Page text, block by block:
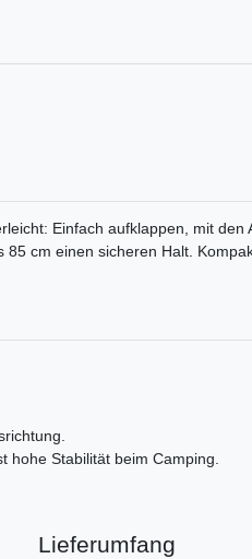
Einfach aufklappen, mit
cm einen sicheren Halt.
hohe Stabilität beim Camping.
Lieferumfang